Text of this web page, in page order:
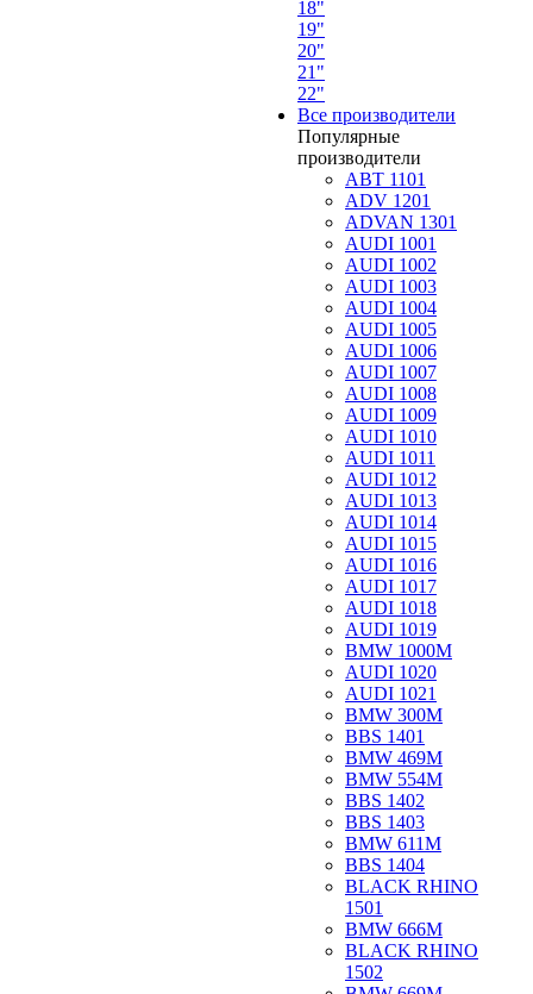
18"
19"
20"
21"
22"
Все производители
Популярные
производители
ABT 1101
ADV 1201
ADVAN 1301
AUDI 1001
AUDI 1002
AUDI 1003
AUDI 1004
AUDI 1005
AUDI 1006
AUDI 1007
AUDI 1008
AUDI 1009
AUDI 1010
AUDI 1011
AUDI 1012
AUDI 1013
AUDI 1014
AUDI 1015
AUDI 1016
AUDI 1017
AUDI 1018
AUDI 1019
BMW 1000M
AUDI 1020
AUDI 1021
BMW 300M
BBS 1401
BMW 469M
BMW 554M
BBS 1402
BBS 1403
BMW 611M
BBS 1404
BLACK RHINO
1501
BMW 666M
BLACK RHINO
1502